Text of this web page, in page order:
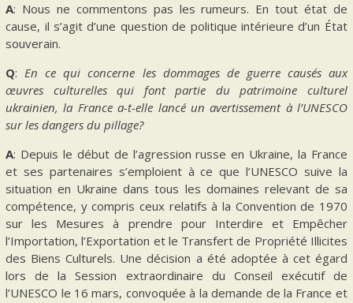
A: Nous ne commentons pas les rumeurs. En tout état de
cause, il s’agit d’une question de politique intérieure d’un État
souverain.
Q:En ce qui concerne les dommages de guerre causés aux
œuvres culturelles qui font partie du patrimoine culturel
ukrainien, la France a-t-elle lancé un avertissement à l’UNESCO
sur les dangers du pillage?
A: Depuis le début de l’agression russe en Ukraine, la France
et ses partenaires s’emploient à ce que l’UNESCO suive la
situation en Ukraine dans tous les domaines relevant de sa
compétence, y compris ceux relatifs à la Convention de 1970
sur les Mesures à prendre pour Interdire et Empêcher
l’Importation, l’Exportation et le Transfert de Propriété Illicites
des Biens Culturels. Une décision a été adoptée à cet égard
lors de la Session extraordinaire du Conseil exécutif de
l’UNESCO le 16 mars, convoquée à la demande de la France et